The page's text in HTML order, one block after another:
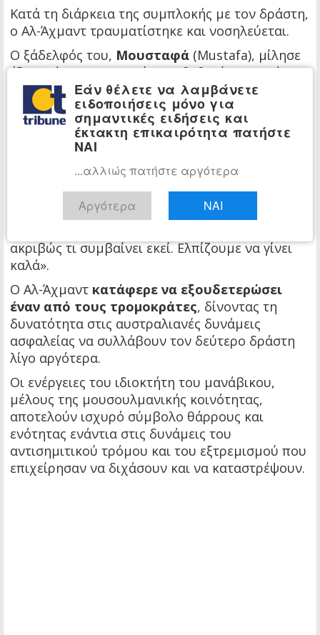
Κατά τη διάρκεια της συμπλοκής με τον δράστη,
ο Αλ-Άχμαντ τραυματίστηκε και νοσηλεύεται.
Ο ξάδελφός του, Μουσταφά (Mustafa), μίλησε
έξω από το νοσοκομείο, επιβεβαιώνοντας ότι ο
Άχμαντ δεν είχε καμία προηγούμενη εμπειρία
με όπλα, τονίζοντας ότι απλώς βρέθηκε στη
σκηνή και έσωσε ανθρώπινες ζωές.
Ο Μουσταφά χαιρέτισε με υπερηφάνεια τον
συγγενή του, δηλώνοντας: «Είναι 100% ήρωας».
Πρόσθεσε ότι η οικογένεια αναμένει με αγωνία
νέα για την κατάστασή του:
ακριβώς τι συμβαίνει εκεί. Ελπίζουμε να γίνει
καλά».
Ο Αλ-Άχμαντ κατάφερε να εξουδετερώσει
έναν από τους τρομοκράτες, δίνοντας τη
δυνατότητα στις αυστραλιανές δυνάμεις
ασφαλείας να συλλάβουν τον δεύτερο δράστη
λίγο αργότερα.
Οι ενέργειες του ιδιοκτήτη του μανάβικου,
μέλους της μουσουλμανικής κοινότητας,
αποτελούν ισχυρό σύμβολο θάρρους και
ενότητας ενάντια στις δυνάμεις του
αντισημιτικού τρόμου και του εξτρεμισμού που
επιχείρησαν να διχάσουν και να καταστρέψουν.
Εάν θέλετε να λαμβάνετε
ειδοποιήσεις μόνο για
σημαντικές ειδήσεις και
έκτακτη επικαιρότητα πατήστε
ΝΑΙ
...αλλιώς πατήστε αργότερα
Αργότερα ΝΑΙ